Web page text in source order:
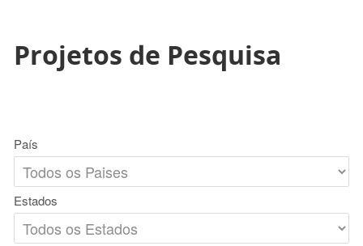
Projetos de Pesquisa
País
Estados